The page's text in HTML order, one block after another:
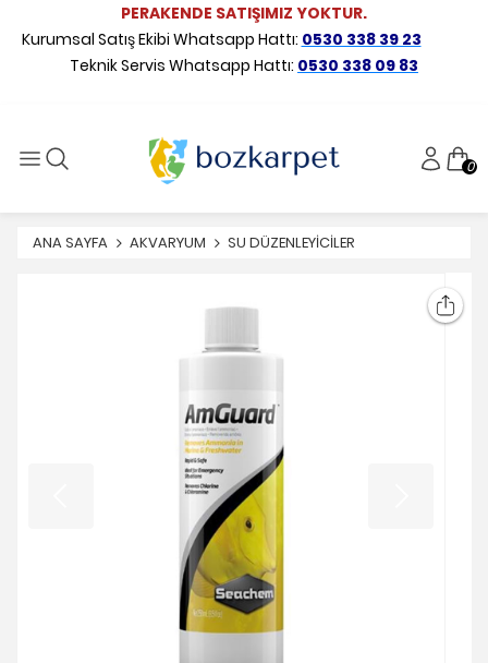
PERAKENDE SATIŞIMIZ YOKTUR.
Kurumsal Satış Ekibi Whatsapp Hattı: 0530 338 39 23
Teknik Servis Whatsapp Hattı: 0530 338 09 83
0
ANA SAYFA AKVARYUM SU DÜZENLEYİCİLER